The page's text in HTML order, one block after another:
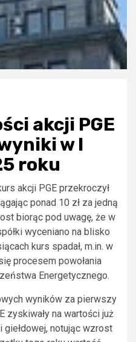
akcji PGE
w I
roku
akcji PGE przekroczył
ponad 10 zł za jedną
biorąc pod uwagę, że w
wyceniano na blisko
kurs spadał, m.in. w
procesem powołania
Energetycznego.
wyników za pierwszy
zyskiwały na wartości już
notując wzrost